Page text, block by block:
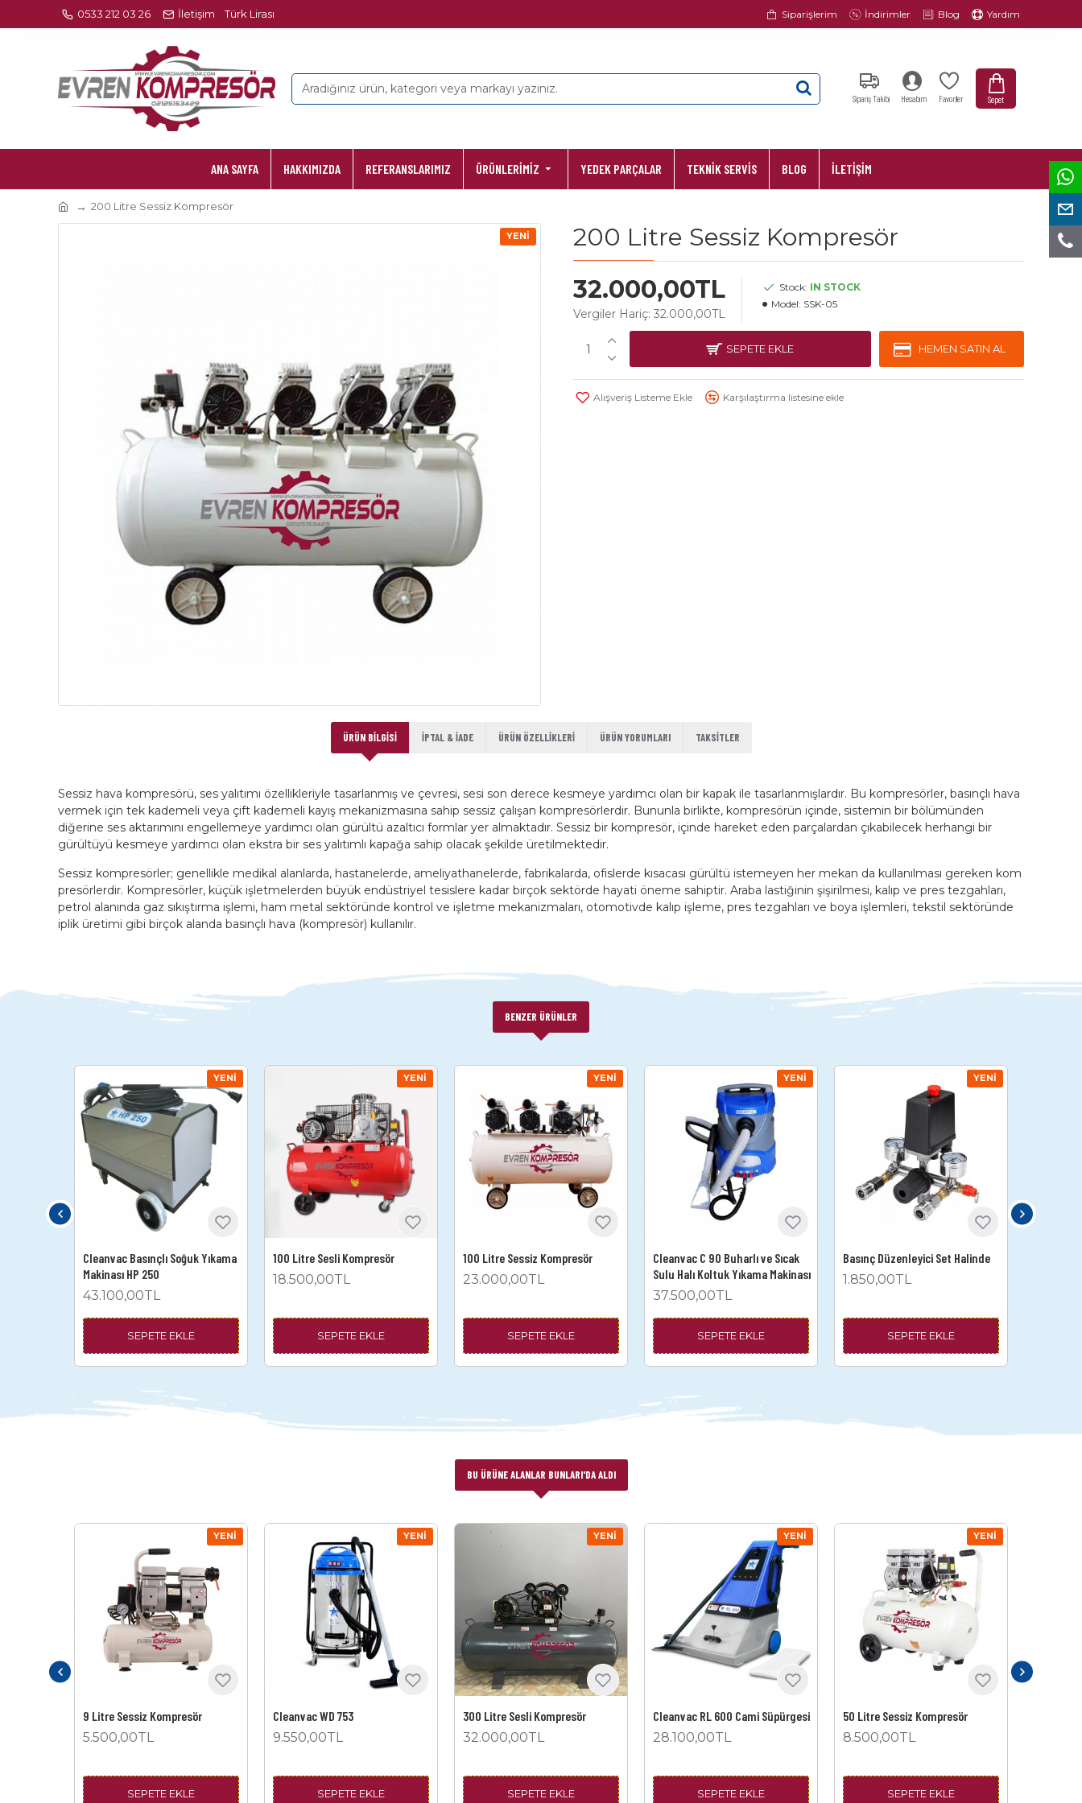
0533 212 03 26 İletişim Türk Lirası Siparişlerim İndirimler Blog Yardım
Sipariş Takibi Hesabım Favoriler Sepet
ANA SAYFA HAKKIMIZDA REFERANSLARIMIZ ÜRÜNLERİMİZ YEDEK PARÇALAR TEKNİK SERVİS BLOG İLETİŞİM
200 Litre Sessiz Kompresör
YENI
200 Litre Sessiz Kompresör
32.000,00TL
Vergiler Hariç: 32.000,00TL
Stock: IN STOCK
Model: SSK-05
SEPETE EKLE HEMEN SATIN AL
Alışveriş Listeme Ekle Karşılaştırma listesine ekle
ÜRÜN BILGISI İPTAL & İADE ÜRÜN ÖZELLIKLERI ÜRÜN YORUMLARI TAKSITLER
Sessiz hava kompresörü, ses yalıtımı özellikleriyle tasarlanmış ve çevresi, sesi son derece kesmeye yardımcı olan bir kapak ile tasarlanmışlardır. Bu kompresörler, basınçlı hava
vermek için tek kademeli veya çift kademeli kayış mekanizmasına sahip sessiz çalışan kompresörlerdir. Bununla birlikte, kompresörün içinde, sistemin bir bölümünden
diğerine ses aktarımını engellemeye yardımcı olan gürültü azaltıcı formlar yer almaktadır. Sessiz bir kompresör, içinde hareket eden parçalardan çıkabilecek herhangi bir
gürültüyü kesmeye yardımcı olan ekstra bir ses yalıtımlı kapağa sahip olacak şekilde üretilmektedir.
Sessiz kompresörler; genellikle medikal alanlarda, hastanelerde, ameliyathanelerde, fabrikalarda, ofislerde kısacası gürültü istemeyen her mekan da kullanılması gereken kom
presörlerdir. Kompresörler, küçük işletmelerden büyük endüstriyel tesislere kadar birçok sektörde hayati öneme sahiptir. Araba lastiğinin şişirilmesi, kalıp ve pres tezgahları,
petrol alanında gaz sıkıştırma işlemi, ham metal sektöründe kontrol ve işletme mekanizmaları, otomotivde kalıp işleme, pres tezgahları ve boya işlemleri, tekstil sektöründe
iplik üretimi gibi birçok alanda basınçlı hava (kompresör) kullanılır.
BENZER ÜRÜNLER
YENI
Cleanvac Basınçlı Soğuk Yıkama
Makinası HP 250
43.100,00TL
SEPETE EKLE
YENI
100 Litre Sesli Kompresör
18.500,00TL
SEPETE EKLE
YENI
100 Litre Sessiz Kompresör
23.000,00TL
SEPETE EKLE
YENI
Cleanvac C 90 Buharlı ve Sıcak
Sulu Halı Koltuk Yıkama Makinası
37.500,00TL
SEPETE EKLE
YENI
Basınç Düzenleyici Set Halinde
1.850,00TL
SEPETE EKLE
BU ÜRÜNE ALANLAR BUNLARI'DA ALDI
YENI
9 Litre Sessiz Kompresör
5.500,00TL
SEPETE EKLE
YENI
Cleanvac WD 753
9.550,00TL
SEPETE EKLE
YENI
300 Litre Sesli Kompresör
32.000,00TL
SEPETE EKLE
YENI
Cleanvac RL 600 Cami Süpürgesi
28.100,00TL
SEPETE EKLE
YENI
50 Litre Sessiz Kompresör
8.500,00TL
SEPETE EKLE